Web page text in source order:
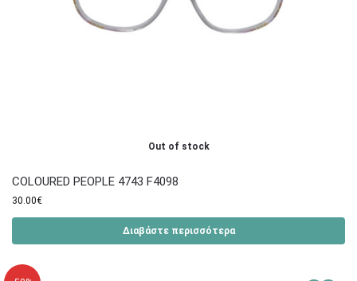
Out of stock
COLOURED PEOPLE 4743 F4098
30.00€
Διαβάστε περισσότερα